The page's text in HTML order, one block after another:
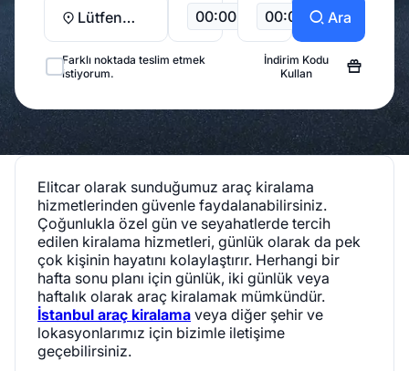
Lütfen
00:00 00:00 Ara
Farklı noktada teslim etmek
istiyorum.
İndirim Kodu
Kullan
Elitcar olarak sunduğumuz araç kiralama
hizmetlerinden güvenle faydalanabilirsiniz.
Çoğunlukla özel gün ve seyahatlerde tercih
edilen kiralama hizmetleri, günlük olarak da pek
çok kişinin hayatını kolaylaştırır. Herhangi bir
hafta sonu planı için günlük, iki günlük veya
haftalık olarak araç kiralamak mümkündür.
İstanbul araç kiralama veya diğer şehir ve
lokasyonlarımız için bizimle iletişime
geçebilirsiniz.